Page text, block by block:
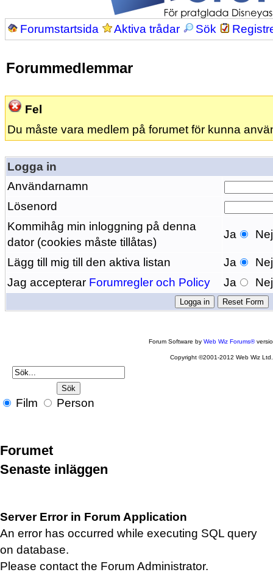
Forumstartsida Aktiva trådar Sök
Forummedlemmar
Fel
Du måste vara medlem på forumet för kunna
Logga in
Användarnamn
Lösenord
Kommihåg min inloggning på denna
dator (cookies måste tillåtas)
Ja Nej
Lägg till mig till den aktiva listan Ja
Nej
Jag accepterar Forumregler och Policy Ja Nej
Forum Software byWeb Wiz Forums®
Copyright ©2001-2012 Web Wiz Ltd.
Film Person
Forumet
Senaste inläggen
Server Error in Forum Application
An error has occurred while executing SQL query
on database.
Please contact the Forum Administrator.